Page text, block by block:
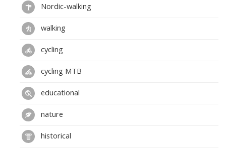
Nordic-walking
walking
cycling
cycling MTB
educational
nature
historical